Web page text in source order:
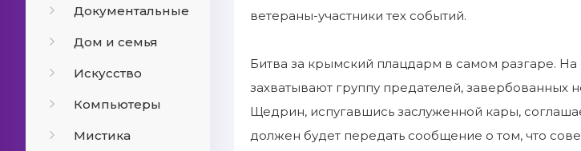
Документальные
Дом и семья
Искусство
Компьютеры
Мистика
ветераны-участники тех событий.
Битва за крымский плацдарм в самом разгаре.
захватывают группу предателей,
Щедрин, испугавшись заслуженной кары,
должен будет передать сообщение о том, что